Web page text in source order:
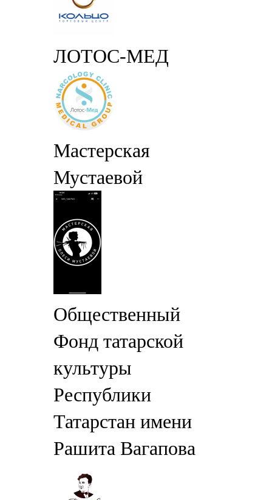
ЛОТОС-МЕД
Мастерская
Мустаевой
Общественный
Фонд татарской
культуры
Республики
Татарстан имени
Рашита Вагапова